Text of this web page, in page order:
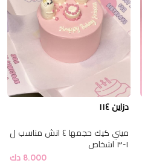
دزاين ١١٤
ميني كيك حجمها ٤ انش مناسب ل
١-٣ اشخاص
8.000 دك